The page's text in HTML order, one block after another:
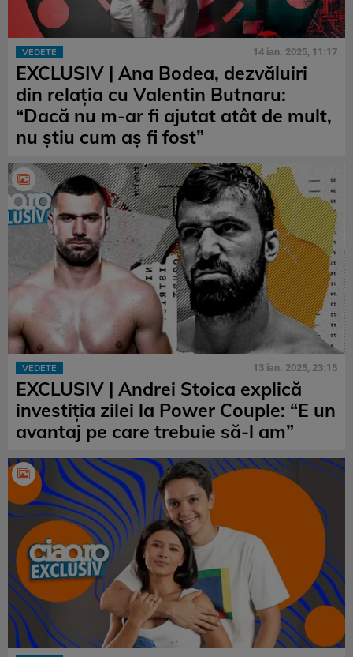
VEDETE 14 ian. 2025, 11:17
EXCLUSIV | Ana Bodea, dezvăluiri
din relația cu Valentin Butnaru:
“Dacă nu m-ar fi ajutat atât de mult,
nu știu cum aș fi fost”
VEDETE 13 ian. 2025, 23:15
EXCLUSIV | Andrei Stoica explică
investiția zilei la Power Couple: “E un
avantaj pe care trebuie să-l am”